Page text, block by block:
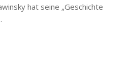
hat seine „Geschichte